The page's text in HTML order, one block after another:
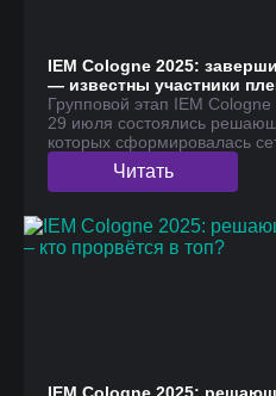
IEM Cologne 2025:
— известны участники
Групповой этап IEM
29 июля состоялись
которых сформировалась
Читать